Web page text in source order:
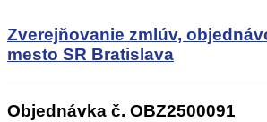
Zverejňovanie zmlúv,
mesto SR Bratislava
Objednávka č. OBZ2500091